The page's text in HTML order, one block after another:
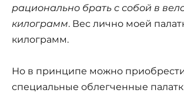
рационально брать с собой в
килограмм. Вес лично моей
килограмм.
Но в принципе можно
специальные облегченные